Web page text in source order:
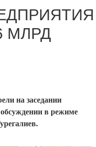
МЛРД
на заседании
в режиме